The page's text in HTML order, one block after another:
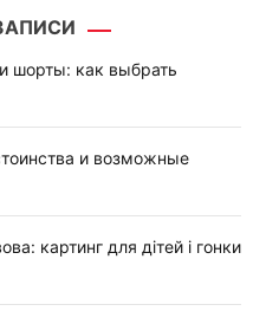
шорты: как выбрать
и возможные
картинг для дітей і гонки